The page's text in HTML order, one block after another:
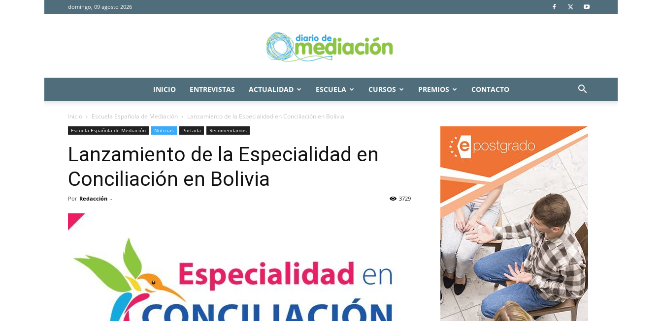
domingo, 09 agosto 2026
Diario
de
INICIO ENTREVISTAS ACTUALIDAD ESCUELA CURSOS PREMIOS CONTACTO
Inicio Escuela Española de Mediación Lanzamiento de la Especialidad en Conciliación en Bolivia
Escuela Española de Mediación Noticias Portada Recomendamos
Lanzamiento de la Especialidad en
Conciliación en Bolivia
Por Redacción - 3729